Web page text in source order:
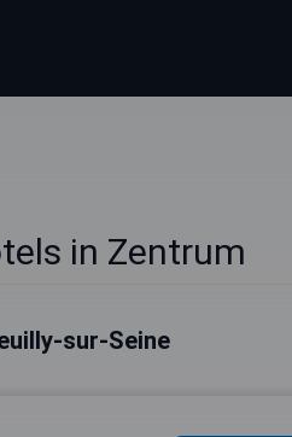
in Zentrum
sur-Seine